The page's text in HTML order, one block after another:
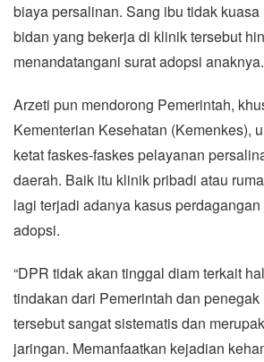
biaya persalinan. Sang ibu tidak
bidan yang bekerja di klinik tersebut
menandatangani surat adopsi anaknya.
Arzeti pun mendorong Pemerintah,
Kementerian Kesehatan (Kemenkes),
ketat faskes-faskes pelayanan
daerah. Baik itu klinik pribadi atau
lagi terjadi adanya kasus
adopsi.
“DPR tidak akan tinggal diam terkait
tindakan dari Pemerintah dan
tersebut sangat sistematis dan
jaringan. Memanfaatkan kejadian